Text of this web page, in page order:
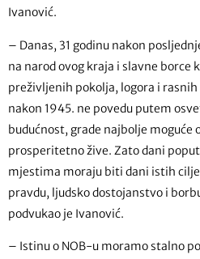
Ivanović.
– Danas, 31 godinu nakon
na narod ovog kraja i slavne borce
preživljenih pokolja, logora i rasnih
nakon 1945. ne povedu putem
budućnost, grade najbolje moguće
prosperitetno žive. Zato dani
mjestima moraju biti dani istih
pravdu, ljudsko dostojanstvo i
podvukao je Ivanović.
– Istinu o NOB-u moramo stalno